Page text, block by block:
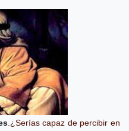
. ¿Serías capaz de percibir en